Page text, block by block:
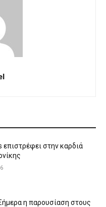
επιστρέφει στην καρδιά
η παρουσίαση στους